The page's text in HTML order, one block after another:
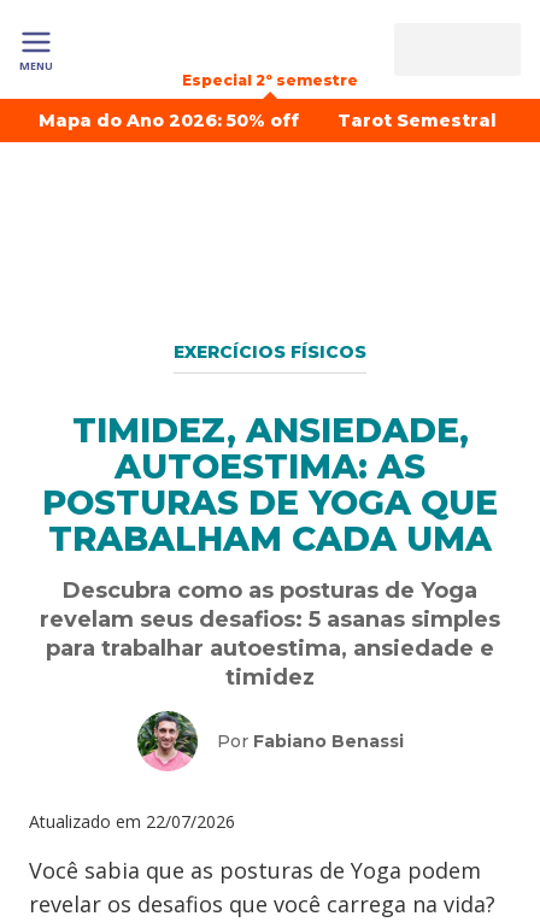
MENU
Especial 2º semestre
Mapa do Ano 2026: 50% off Tarot Semestral
EXERCÍCIOS FÍSICOS
TIMIDEZ, ANSIEDADE,
AUTOESTIMA: AS
POSTURAS DE YOGA QUE
TRABALHAM CADA UMA
Descubra como as posturas de Yoga
revelam seus desafios: 5 asanas simples
para trabalhar autoestima, ansiedade e
timidez
Por Fabiano Benassi
Atualizado em 22/07/2026
Você sabia que as posturas de Yoga podem
revelar os desafios que você carrega na vida?